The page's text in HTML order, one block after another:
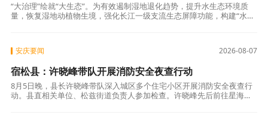
“大治理”绘就“大生态”。为有效遏制湿地退化趋势，提升水生态环境质
量，恢复湿地动植物生境，强化长江一级支流生态屏障功能，构建“水
2026-08-07
安庆要闻
宿松县：许晓峰带队开展消防安全夜查行动
8月5日晚，县长许晓峰带队深入城区多个住宅小区开展消防安全夜查行
动。县直相关单位、松兹街道负责人参加检查。许晓峰先后前往星海